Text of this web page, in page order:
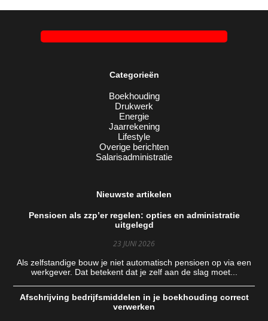
Categorieën
Boekhouding
Drukwerk
Energie
Jaarrekening
Lifestyle
Overige berichten
Salarisadministratie
Nieuwste artikelen
Pensioen als zzp’er regelen: opties en administratie
uitgelegd
23 JUNI 2026
Als zelfstandige bouw je niet automatisch pensioen op via een
werkgever. Dat betekent dat je zelf aan de slag moet...
Afschrijving bedrijfsmiddelen in je boekhouding correct
verwerken